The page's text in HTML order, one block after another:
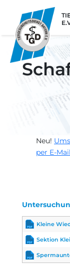
Neu!
per E-Mail
Kleine
Sektion